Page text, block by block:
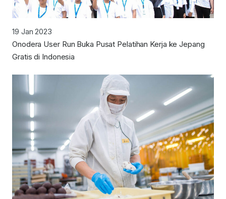
19 Jan 2023
Onodera User Run Buka Pusat Pelatihan Kerja ke Jepang
Gratis di Indonesia